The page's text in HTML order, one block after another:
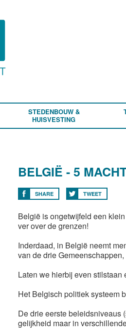
STEDENBOUW &
HUISVESTING
BELGIË - 5
SHARE TWEET
België is ongetwijfeld een
ver over de grenzen!
Inderdaad, in België neemt
van de drie
Laten we hierbij even stilstaan
Het Belgisch politiek systeem
De drie eerste beleidsniveaus
gelijkheid maar in